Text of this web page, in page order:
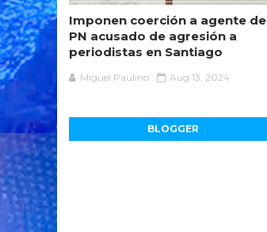
Imponen coerción a agente de
PN acusado de agresión a
periodistas en Santiago
Miguel Paulino Aug 13, 2024
BLOGGER